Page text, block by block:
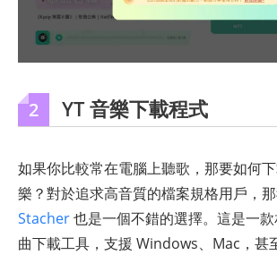
2 YT 音樂下載程式
如果你比較常在電腦上聽歌，那要如何
樂？對於追求高音質的檔案規格用戶，
Stacher也是一個不錯的選擇。這是一
曲下載工具，支援 Windows、Mac，甚